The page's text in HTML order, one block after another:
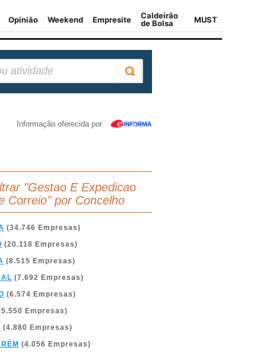
Informação oferecida por
"Gestao E Expedicao
Correio" por Concelho
(34.746 Empresas)
(20.118 Empresas)
(8.515 Empresas)
(7.692 Empresas)
(6.574 Empresas)
Empresas)
(4.880 Empresas)
(4.056 Empresas)